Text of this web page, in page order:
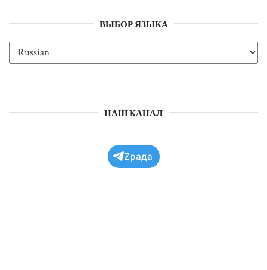
ВЫБОР ЯЗЫКА
НАШ КАНАЛ
Zрада